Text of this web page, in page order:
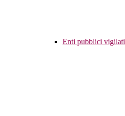
Enti pubblici vigilati